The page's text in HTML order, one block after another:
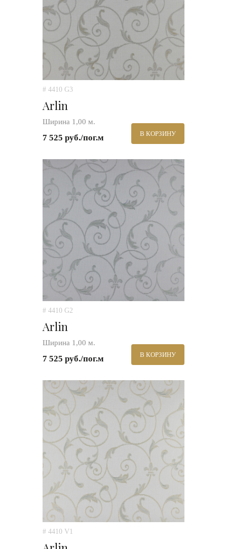
# 4410 G3
Arlin
Ширина 1,00 м.
7 525 руб./пог.м В КОРЗИНУ
# 4410 G2
Arlin
Ширина 1,00 м.
7 525 руб./пог.м В КОРЗИНУ
# 4410 V1